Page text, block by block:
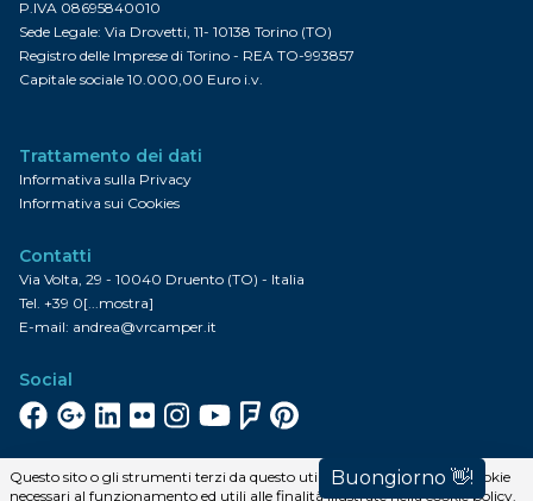
P.IVA 08695840010
Sede Legale: Via Drovetti, 11- 10138 Torino (TO)
Registro delle Imprese di Torino - REA TO-993857
Capitale sociale 10.000,00 Euro i.v.
Trattamento dei dati
Informativa sulla Privacy
Informativa sui Cookies
Contatti
Via Volta, 29 - 10040 Druento (TO) - Italia
Tel. +39 0[...mostra]
E-mail: andrea@vrcamper.it
Social
Iscriviti alla newsletter
Questo sito o gli strumenti terzi da questo utilizzati si avvalgono di cookie
necessari al funzionamento ed utili alle finalità illustrate nella cookie policy.